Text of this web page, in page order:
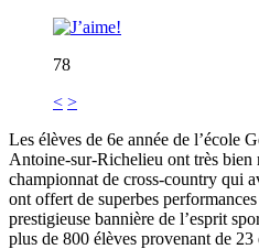
78
< >
Les élèves de 6e année de l’école
Antoine-sur-Richelieu ont très bien
championnat de cross-country qui
ont offert de superbes
prestigieuse bannière de l’esprit
plus de 800 élèves provenant de 23